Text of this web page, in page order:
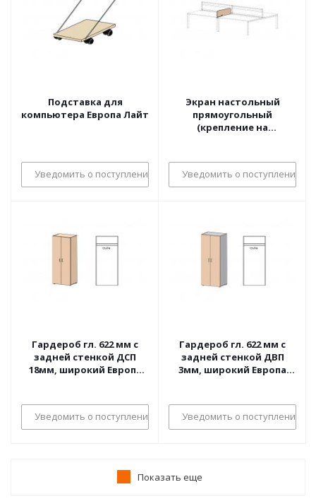
Подставка для
компьютера Европа Лайт
Уведомить о поступлении
Экран настольный
прямоугольный
(крепление на
Уведомить о поступлении
Гардероб гл. 622 мм с
задней стенкой ДСП
18мм, широкий Европа
Уведомить о поступлении
Гардероб гл. 622 мм с
задней стенкой ДВП
3мм, широкий Европа
Уведомить о поступлении
Показать еще